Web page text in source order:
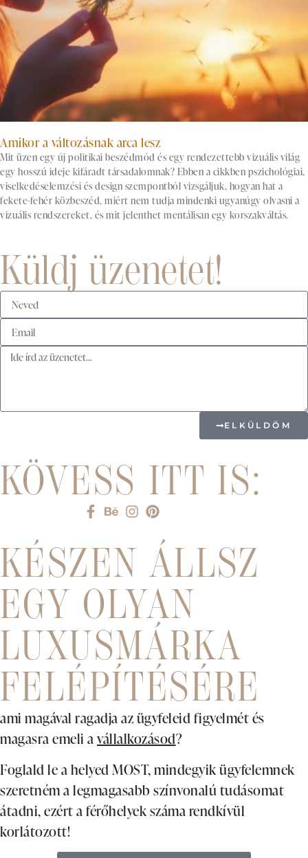
Amikor a változásnak arca lesz
Mit üzen egy új politikai beszédmód és egy rendezettebb vizuális világ
egy hosszú ideje kifáradt társadalomnak? Ebben a cikkben pszichológiai,
viselkedéselemzési és design szempontból vizsgáljuk, hogyan hat a
fekete-fehér közbeszéd, miért nem tudja mindenki ugyanúgy olvasni a
vizuális rendszereket, és mit jelenthet mentálisan egy korszakváltás.
Küldj üzenetet!
ELKÜLDÖM
KÖVESS ITT IS:
KÉSZEN ÁLLSZ
EGY OLYAN
LUXUSMÁRKA
FELÉPÍTÉSÉRE
ami magával ragadja az ügyfeleid figyelmét és
magasra emeli avállalkozásod?
Foglald le a helyed MOST, mindegyik ügyfelemnek
szeretném a legmagasabb színvonalú tudásomat
átadni, ezért a férőhelyek száma rendkívül
korlátozott!